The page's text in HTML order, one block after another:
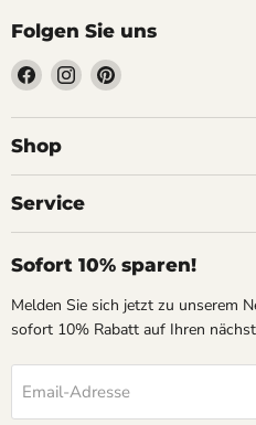
Folgen Sie uns
Finden
Sie
uns
auf
Finden
Sie
uns
Finden
uns
Shop
Service
Sofort 10% sparen!
Melden Sie sich jetzt zu unserem
sofort 10% Rabatt auf Ihren
Email-Adresse